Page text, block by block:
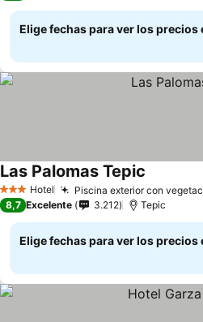
Elige fechas para ver los precios
3 Estrellas
Hotel Piscina exterior con
Las Palomas Tepic
8,7 Excelente 3.212 Tepic
Elige fechas para ver los precios